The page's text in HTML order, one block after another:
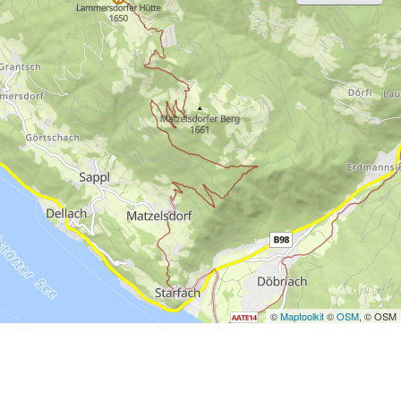
©Maptoolkit©OSM, © OSM